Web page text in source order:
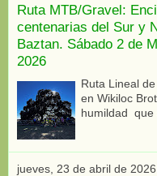
Ruta MTB/Gravel:
centenarias del Sur y
Baztan. Sábado 2 de
2026
Ruta Lineal
en Wikiloc
humildad que
jueves, 23 de abril de 2026